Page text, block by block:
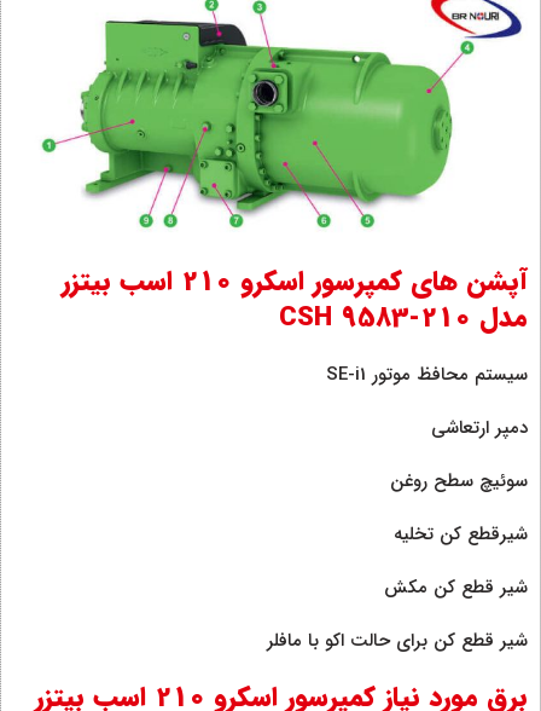
آپشن های کمپرسور اسکرو 210 اسب بیتزر
مدل CSH 9583-210
سیستم محافظ موتور SE-i1
دمپر ارتعاشی
سوئیچ سطح روغن
شیرقطع کن تخلیه
شیر قطع کن مکش
شیر قطع کن برای حالت اکو با مافلر
برق مورد نیاز کمپرسور اسکرو 210 اسب بیتزر